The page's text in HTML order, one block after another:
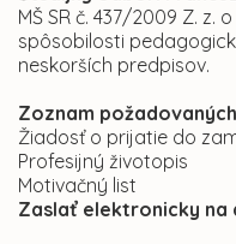
MŠ SR č. 437/2009 Z.
spôsobilosti
neskorších predpisov.
Zoznam
Žiadosť o prijatie do
Profesijný životopis
Motivačný list
Zaslať elektronicky na